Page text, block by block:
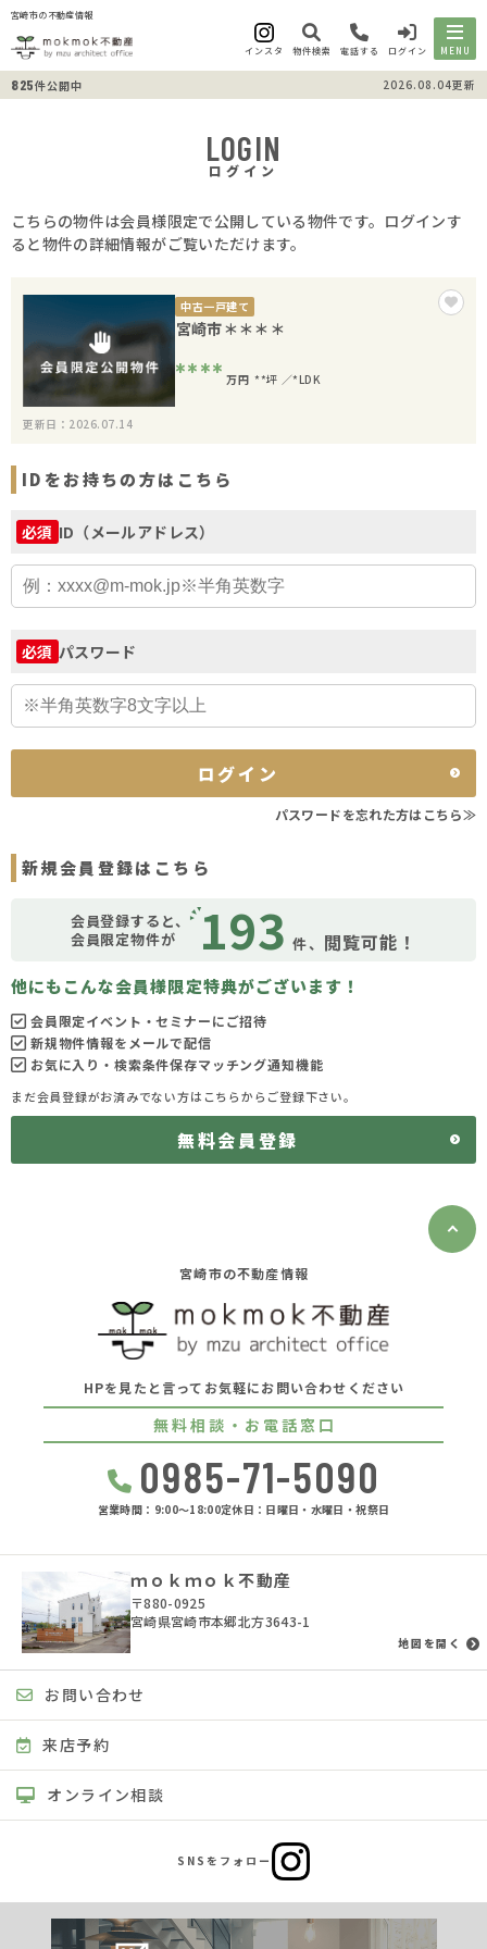
宮崎市の不動産情報
インスタ 物件検索 電話する ログイン MENU
825件公開中 2026.08.04更新
LOGIN
ログイン
こちらの物件は会員様限定で公開している物件です。ログインす
ると物件の詳細情報がご覧いただけます。
更新日：2026.07.14
中古一戸建て
宮崎市＊＊＊＊
**** 万円 **坪 *LDK
IDをお持ちの方はこちら
必須 ID（メールアドレス）
必須 パスワード
ログイン
パスワードを忘れた方はこちら≫
新規会員登録はこちら
会員登録すると、
会員限定物件が
193 件、 閲覧可能！
他にもこんな会員様限定特典がございます！
会員限定イベント・セミナーにご招待
新規物件情報をメールで配信
お気に入り・検索条件保存マッチング通知機能
まだ会員登録がお済みでない方はこちらからご登録下さい。
無料会員登録
宮崎市の不動産情報
HPを見たと言ってお気軽にお問い合わせください
無料相談・お電話窓口
0985-71-5090
営業時間：9:00〜18:00定休日：日曜日・水曜日・祝祭日
ｍｏｋｍｏｋ不動産
〒880-0925
宮崎県宮崎市本郷北方3643-1
地図を開く
お問い合わせ
来店予約
オンライン相談
SNSをフォロー